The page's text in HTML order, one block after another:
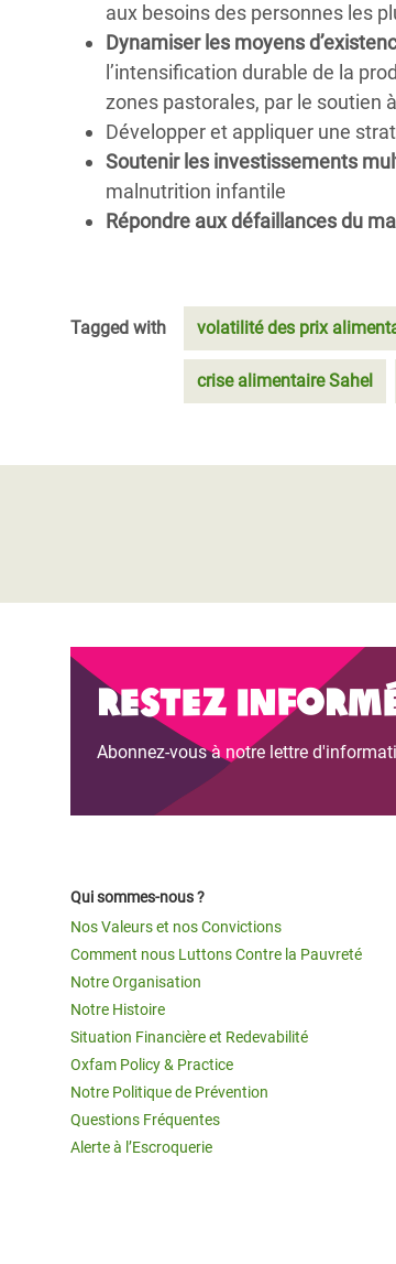
aux besoins des personnes les
Dynamiser les moyens
l’intensification durable de la
zones pastorales, par le soutien
Développer et appliquer une
Soutenir les investissements
malnutrition infantile
Répondre aux défaillances du
Tagged with volatilité des prix
crise alimentaire Sahel
Restez
Abonnez-vous à notre lettre
Qui sommes-nous ?
Nos Valeurs et nos Convictions
Comment nous Luttons Contre la Pauvreté
Notre Organisation
Notre Histoire
Situation Financière et Redevabilité
Oxfam Policy & Practice
Notre Politique de Prévention
Questions Fréquentes
Alerte à l’Escroquerie